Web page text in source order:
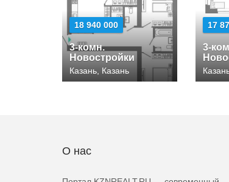
18 940 000
3-комн.
Новостройки
Казань, Казань
17
3-
О нас